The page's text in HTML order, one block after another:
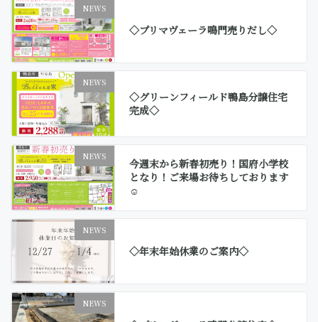
NEWS
◇プリマヴェーラ鳴門売りだし◇
NEWS
◇グリーンフィールド鴨島分譲住宅
完成◇
NEWS
今週末から新春初売り！国府小学校
となり！ご来場お待ちしております
☺
NEWS
◇年末年始休業のご案内◇
NEWS